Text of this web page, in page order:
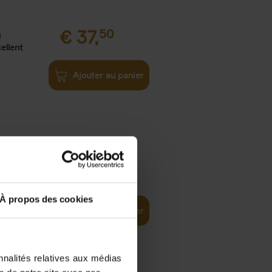
À propos des cookies
relatives aux médias
€ 37,50
Ajouter au panier
world 29,99
Ajouter au panier